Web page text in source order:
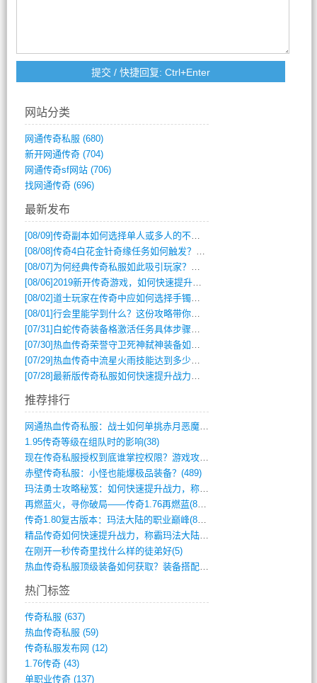
网站分类
网通传奇私服 (680)
新开网通传奇(704)
网通传奇sf网站(706)
找网通传奇(696)
最新发布
[08/09]传奇副本如何选择单人或多人的不同模式？
[08/08]传奇4白花金针奇缘任务如何触发？完整攻略解析
[08/07] 为何经典传奇私服如此吸引玩家？深度攻略解析
[08/06]2019新开传奇游戏，如何快速提升角色等级？
[08/02]道士玩家在传奇中应如何选择手镯装备？
[08/01]行会里能学到什么？这份攻略带你全掌握
[07/31] 白蛇传奇装备格激活任务具体步骤是什么？如何完成？
[07/30]热血传奇荣誉守卫死神弑神装备如何获取与佩戴攻略？
[07/29]热血传奇中流星火雨技能达到多少级可以开始练装备？
[07/28]最新版传奇私服如何快速提升战力与获取稀有装备？
推荐排行
网通热血传奇私服：战士如何单挑赤月恶魔？(311)
1.95传奇等级在组队时的影响(38)
现在传奇私服授权到底谁掌控权限？游戏攻略(789)
赤壁传奇私服：小怪也能爆极品装备？(489)
玛法勇士攻略秘笈：如何快速提升战力，称霸(717)
再燃蓝火，寻你破局——传奇1.76再燃蓝(893)
传奇1.80复古版本：玛法大陆的职业巅峰(873)
精品传奇如何快速提升战力，称霸玛法大陆？(392)
在刚开一秒传奇里找什么样的徒弟好(5)
热血传奇私服顶级装备如何获取？装备搭配与(688)
热门标签
传奇私服 (637)
热血传奇私服 (59)
传奇私服发布网 (12)
1.76传奇(43)
单职业传奇(137)